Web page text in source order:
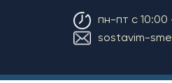
пн-пт с 10:00
sostavim-